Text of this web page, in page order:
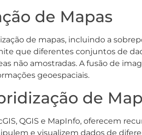
de Mapas
de mapas, incluindo a
que diferentes conjuntos de
não amostradas. A fusão de
geoespaciais.
de
QGIS e MapInfo, oferecem
e visualizem dados de